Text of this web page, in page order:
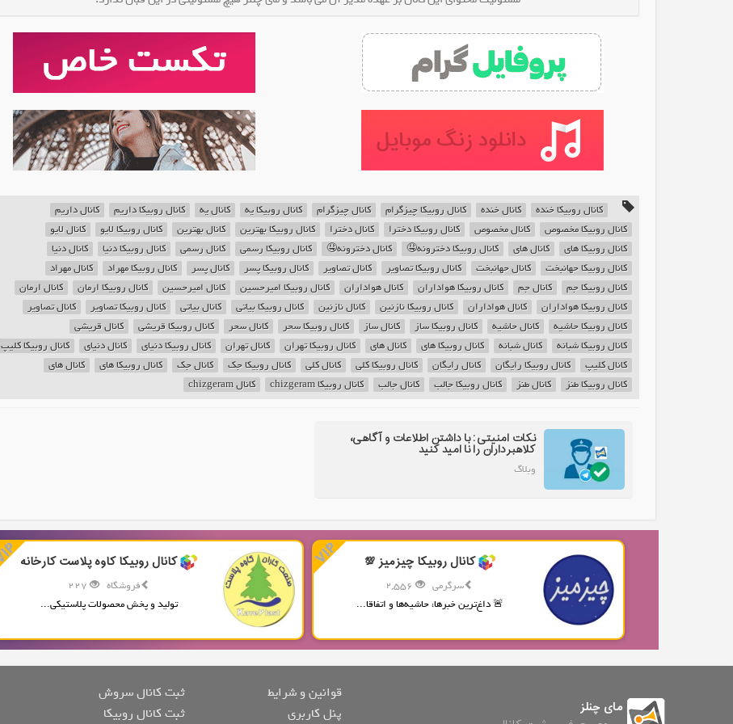
کانال روبیکا خنده کانال خنده کانال روبیکا چیزگرام کانال چیزگرام کانال روبیکا یه کانال یه کانال روبیکا داریم
کانال داریم
کانال روبیکا مخصوص
کانال مخصوص کانال روبیکا دخترا کانال دخترا کانال روبیکا بهترین کانال بهترین کانال روبیکا لایو
کانال لایو
کانال روبیکا های
کانال های کانال روبیکا دخترونه🤤 کانال دخترونه🤤 کانال روبیکا رسمی کانال رسمی کانال روبیکا دنیا
کانال دنیا
کانال روبیکا حهانبخت
کانال حهانبخت کانال روبیکا تصاویر کانال تصاویر کانال روبیکا پسر کانال پسر کانال روبیکا مهراد
کانال مهراد
کانال روبیکا جم
کانال جم کانال روبیکا هواداران کانال هواداران کانال روبیکا امیرحسین کانال امیرحسین کانال روبیکا ارمان
کانال ارمان
کانال روبیکا هواداران
کانال هواداران کانال روبیکا نازنین کانال نازنین کانال روبیکا بیاتی کانال بیاتی کانال روبیکا تصاویر
کانال تصاویر
کانال روبیکا حاشیه
کانال حاشیه کانال روبیکا ساز کانال ساز کانال روبیکا سحر کانال سحر کانال روبیکا قریشی
کانال قریشی
کانال روبیکا شبانه
کانال شبانه کانال روبیکا های کانال های کانال روبیکا تهران کانال تهران کانال روبیکا دنیای کانال دنیای
کانال روبیکا کلیپ
کانال کلیپ
کانال روبیکا رایگان کانال رایگان کانال روبیکا کلی کانال کلی کانال روبیکا جک کانال جک کانال روبیکا های
کانال های
کانال روبیکا طنز
کانال طنز کانال روبیکا جالب کانال جالب کانال روبیکا chizgeram کانال chizgeram
نکات امنیتی: با داشتن اطلاعات و آگاهی،
کلاهبرداران را نا امید کنید
وبلاگ
کانال روبیکا چیزمیز 💯
سرگرمی
2,556
🚨 داغ‌ترین خبرها، حاشیه‌ها و اتفاقا...
کانال روبیکا کاوه پلاست کارخانه
فروشگاه
تولید و پخش محصولات پلاستیکی...
مای چنلز
قوانین و شرایط
پنل کاربری
ثبت کانال سروش
ثبت کانال روبیکا